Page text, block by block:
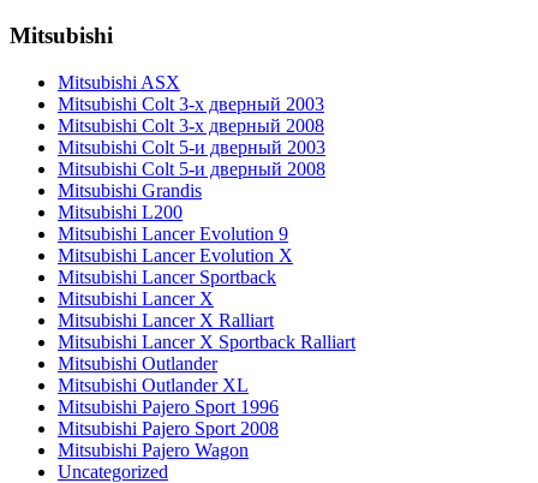
Mitsubishi
Mitsubishi ASX
Mitsubishi Colt 3-х дверный 2003
Mitsubishi Colt 3-х дверный 2008
Mitsubishi Colt 5-и дверный 2003
Mitsubishi Colt 5-и дверный 2008
Mitsubishi Grandis
Mitsubishi L200
Mitsubishi Lancer Evolution 9
Mitsubishi Lancer Evolution X
Mitsubishi Lancer Sportback
Mitsubishi Lancer X
Mitsubishi Lancer X Ralliart
Mitsubishi Lancer X Sportback Ralliart
Mitsubishi Outlander
Mitsubishi Outlander XL
Mitsubishi Pajero Sport 1996
Mitsubishi Pajero Sport 2008
Mitsubishi Pajero Wagon
Uncategorized